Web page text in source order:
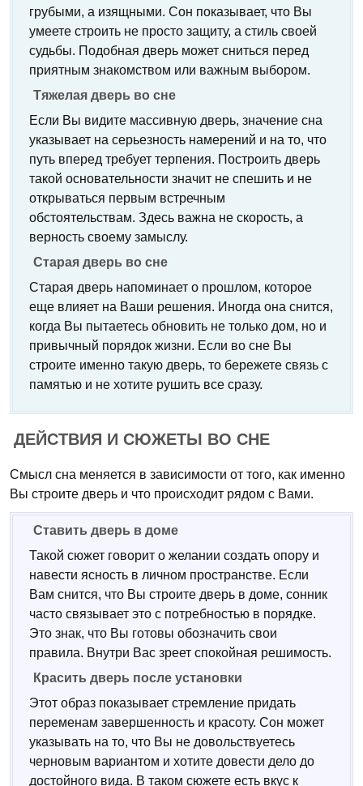
грубыми, а изящными. Сон показывает, что Вы
умеете строить не просто защиту, а стиль своей
судьбы. Подобная дверь может сниться перед
приятным знакомством или важным выбором.
Тяжелая дверь во сне
Если Вы видите массивную дверь, значение сна
указывает на серьезность намерений и на то, что
путь вперед требует терпения. Построить дверь
такой основательности значит не спешить и не
открываться первым встречным
обстоятельствам. Здесь важна не скорость, а
верность своему замыслу.
Старая дверь во сне
Старая дверь напоминает о прошлом, которое
еще влияет на Ваши решения. Иногда она снится,
когда Вы пытаетесь обновить не только дом, но и
привычный порядок жизни. Если во сне Вы
строите именно такую дверь, то бережете связь с
памятью и не хотите рушить все сразу.
ДЕЙСТВИЯ И СЮЖЕТЫ ВО СНЕ
Смысл сна меняется в зависимости от того, как именно
Вы строите дверь и что происходит рядом с Вами.
Ставить дверь в доме
Такой сюжет говорит о желании создать опору и
навести ясность в личном пространстве. Если
Вам снится, что Вы строите дверь в доме, сонник
часто связывает это с потребностью в порядке.
Это знак, что Вы готовы обозначить свои
правила. Внутри Вас зреет спокойная решимость.
Красить дверь после установки
Этот образ показывает стремление придать
переменам завершенность и красоту. Сон может
указывать на то, что Вы не довольствуетесь
черновым вариантом и хотите довести дело до
достойного вида. В таком сюжете есть вкус к